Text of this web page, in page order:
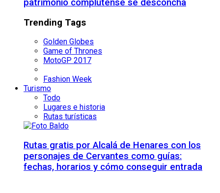
patrimonio complutense se desconcha
Trending Tags
Golden Globes
Game of Thrones
MotoGP 2017
Fashion Week
Turismo
Todo
Lugares e historia
Rutas turísticas
Rutas gratis por Alcalá de Henares con los
personajes de Cervantes como guías:
fechas, horarios y cómo conseguir entrada